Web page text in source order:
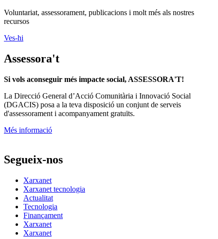
Voluntariat, assessorament, publicacions i molt més als nostres
recursos
Ves-hi
Assessora't
Si vols aconseguir més impacte social, ASSESSORA'T!
La Direcció General d’Acció Comunitària i Innovació Social
(DGACIS) posa a la teva disposició un conjunt de serveis
d'assessorament i acompanyament gratuïts.
Més informació
Segueix-nos
Xarxanet
Xarxanet tecnologia
Actualitat
Tecnologia
Finançament
Xarxanet
Xarxanet